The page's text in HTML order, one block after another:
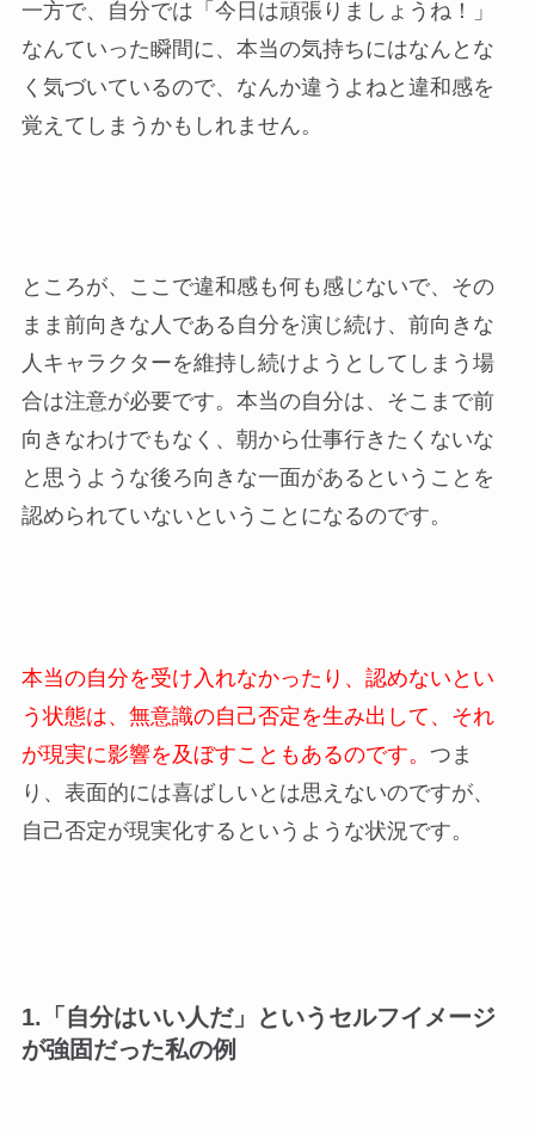
一方で、自分では「今日は頑張りましょうね！」
なんていった瞬間に、本当の気持ちにはなんとな
く気づいているので、なんか違うよねと違和感を
覚えてしまうかもしれません。
ところが、ここで違和感も何も感じないで、その
まま前向きな人である自分を演じ続け、前向きな
人キャラクターを維持し続けようとしてしまう場
合は注意が必要です。本当の自分は、そこまで前
向きなわけでもなく、朝から仕事行きたくないな
と思うような後ろ向きな一面があるということを
認められていないということになるのです。
本当の自分を受け入れなかったり、認めないとい
う状態は、無意識の自己否定を生み出して、それ
が現実に影響を及ぼすこともあるのです。 つま
り、表面的には喜ばしいとは思えないのですが、
自己否定が現実化するというような状況です。
1.「自分はいい人だ」というセルフイメージ
が強固だった私の例